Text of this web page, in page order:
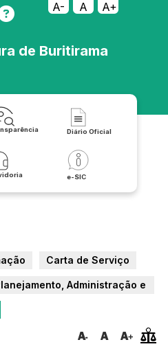
A- A A+
de Buritirama
Diário Oficial
e-SIC
Carta de Serviço
Administração e